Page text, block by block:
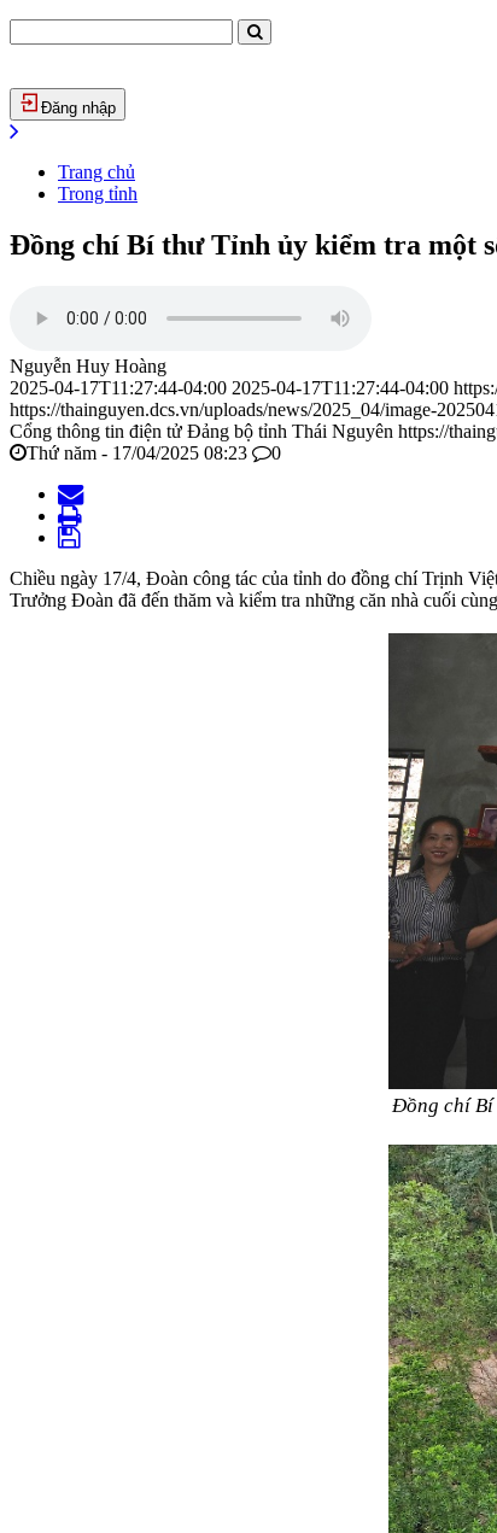
Đăng nhập
Trang chủ
Trong tỉnh
Đồng chí Bí thư Tỉnh ủy kiểm tra một
Nguyễn Huy Hoàng
2025-04-17T11:27:44-04:00 2025-04-17T11:27:44-04:00
https://thainguyen.dcs.vn/uploads/news/2025_04/image-
Cổng thông tin điện tử Đảng bộ tỉnh Thái Nguyên https://
Thứ năm - 17/04/2025 08:23
0
Chiều ngày 17/4, Đoàn công tác của tỉnh do đồng chí Trịnh
Trưởng Đoàn đã đến thăm và kiểm tra những căn nhà cuối
Đồng chí Bí